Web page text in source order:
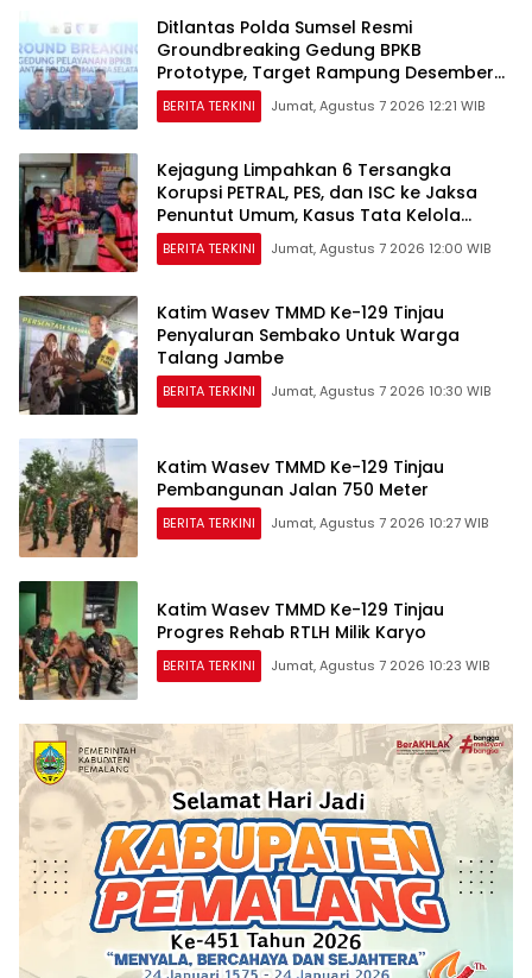
Ditlantas Polda Sumsel Resmi
Groundbreaking Gedung BPKB
Prototype, Target Rampung Desember
2026
BERITA TERKINI Jumat, Agustus 7 2026 12:21 WIB
Kejagung Limpahkan 6 Tersangka
Korupsi PETRAL, PES, dan ISC ke Jaksa
Penuntut Umum, Kasus Tata Kelola
Minyak Masuk Tahap Penuntutan
BERITA TERKINI Jumat, Agustus 7 2026 12:00 WIB
Katim Wasev TMMD Ke-129 Tinjau
Penyaluran Sembako Untuk Warga
Talang Jambe
BERITA TERKINI Jumat, Agustus 7 2026 10:30 WIB
Katim Wasev TMMD Ke-129 Tinjau
Pembangunan Jalan 750 Meter
BERITA TERKINI Jumat, Agustus 7 2026 10:27 WIB
Katim Wasev TMMD Ke-129 Tinjau
Progres Rehab RTLH Milik Karyo
BERITA TERKINI Jumat, Agustus 7 2026 10:23 WIB